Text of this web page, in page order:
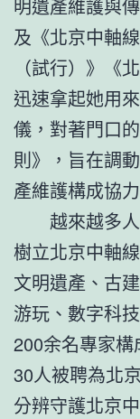
明遺產維護與
及《北京中軸
（試行）》《
迅速拿起她用
儀，對著門口
則》，旨在調
產維護構成協力
越來越多
樹立北京中軸
文明遺產、古
游玩、數字科
200余名專家構
30人被聘為北
分辨守護北京